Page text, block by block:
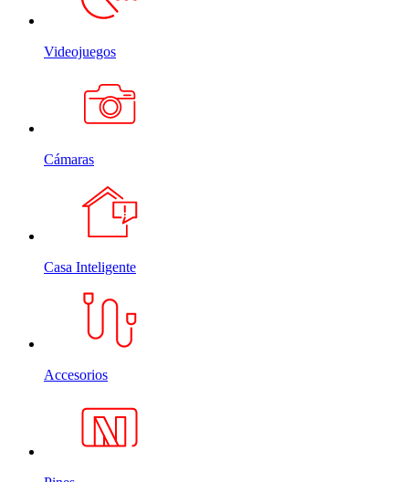
Videojuegos
Cámaras
Casa Inteligente
Accesorios